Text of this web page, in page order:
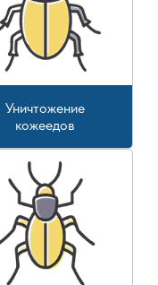
Уничтожение
кожеедов